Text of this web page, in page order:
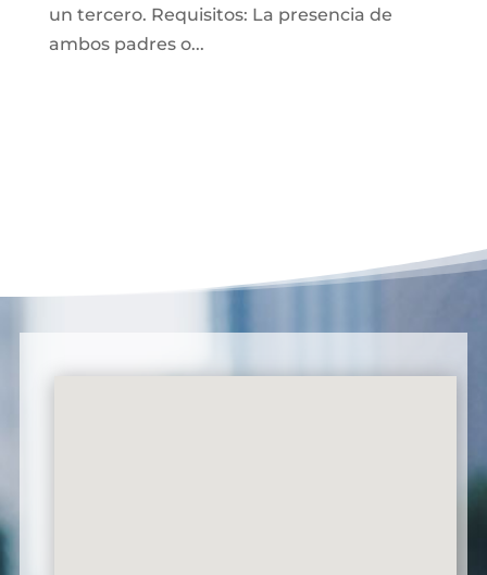
un tercero. Requisitos: La presencia de
ambos padres o...